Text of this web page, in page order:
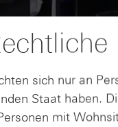
sich nur an
Staat haben.
mit